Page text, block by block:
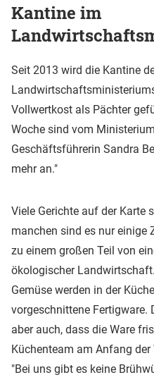
Kantine im
Seit 2013 wird die Kantine
Vollwertkost als Pächter
Woche sind vom
Geschäftsführerin Sandra
mehr an."
Viele Gerichte auf der Karte
manchen sind es nur einige
zu einem großen Teil von
ökologischer
Gemüse werden in der
vorgeschnittene Fertigware.
aber auch, dass die Ware
Küchenteam am Anfang
"Bei uns gibt es keine